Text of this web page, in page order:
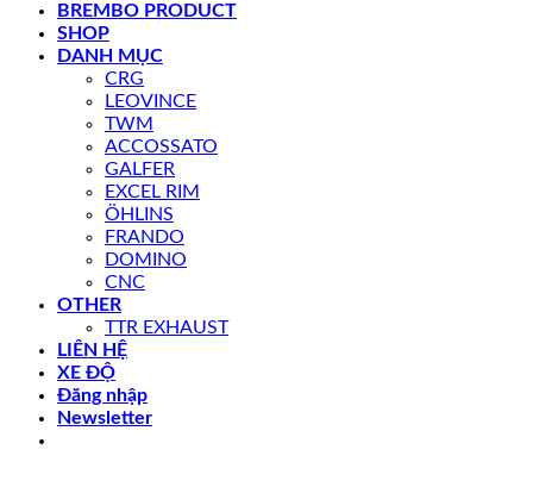
BREMBO PRODUCT
SHOP
DANH MỤC
CRG
LEOVINCE
TWM
ACCOSSATO
GALFER
EXCEL RIM
ÖHLINS
FRANDO
DOMINO
CNC
OTHER
TTR EXHAUST
LIÊN HỆ
XE ĐỘ
Đăng nhập
Newsletter